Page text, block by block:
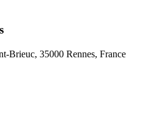
Brieuc, 35000 Rennes, France